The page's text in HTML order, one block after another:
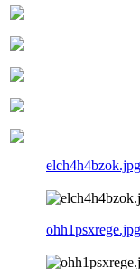
elch4h4bzok.jpg
ohh1psxrege.jpg